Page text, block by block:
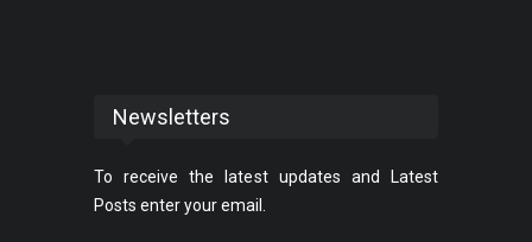
Newsletters
To receive the latest updates and Latest
Posts enter your email.